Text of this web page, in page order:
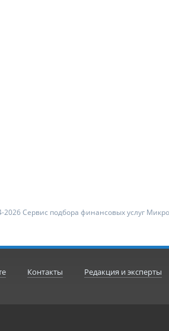
2026 Сервис подбора финансовых услуг
Контакты Редакция и эксперты